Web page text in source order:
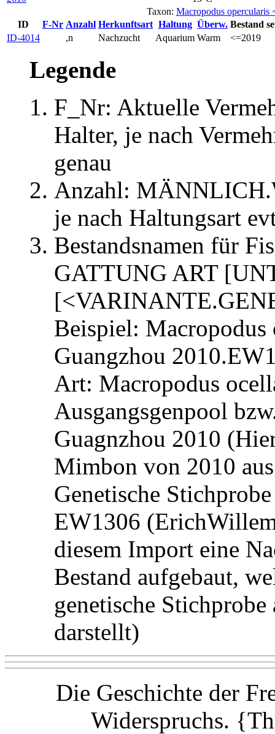
Taxon: Macropodus opercularis
ID
F-Nr Anzahl Herkunftsart Haltung Überw. Bestand
ID-4014
,n Nachzucht Aquarium Warm <=2019
Legende
F_Nr: Aktuelle
Halter, je nach
genau
Anzahl:
je nach Haltungsart
Bestandsnamen für
GATTUNG ART
Beispiel:
Guangzhou
Art: Macropodus
Ausgangsgenpool
Guagnzhou 2010
Mimbon von 2010
Genetische
EW1306
diesem Import eine
Bestand aufgebaut,
genetische
darstellt)
Die Geschichte der
Widerspruchs.